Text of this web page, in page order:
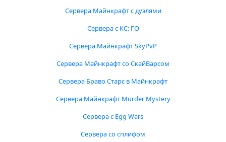
Сервера Майнкрафт с дуэлями
Сервера с КС: ГО
Сервера Майнкрафт SkyPvP
Сервера Майнкрафт со СкайВарсом
Сервера Браво Старс в Майнкрафт
Сервера Майнкрафт Murder Mystery
Сервера с Egg Wars
Сервера со сплифом